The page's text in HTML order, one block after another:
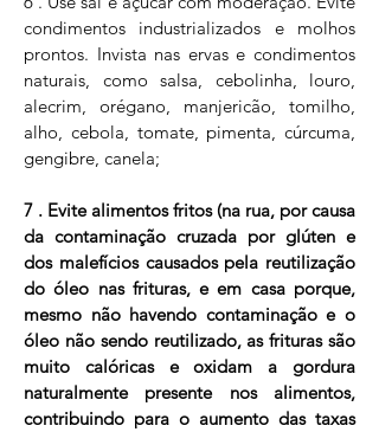
condimentos industrializados e molhos
prontos. Invista nas ervas e condimentos
naturais, como salsa, cebolinha, louro,
alecrim, orégano, manjericão, tomilho,
alho, cebola, tomate, pimenta, cúrcuma,
gengibre, canela;
7 . Evite alimentos fritos (na rua, por causa
da contaminação cruzada por glúten e
dos malefícios causados pela reutilização
do óleo nas frituras, e em casa porque,
mesmo não havendo contaminação e o
óleo não sendo reutilizado, as frituras são
muito calóricas e oxidam a gordura
naturalmente presente nos alimentos,
contribuindo para o aumento das taxas